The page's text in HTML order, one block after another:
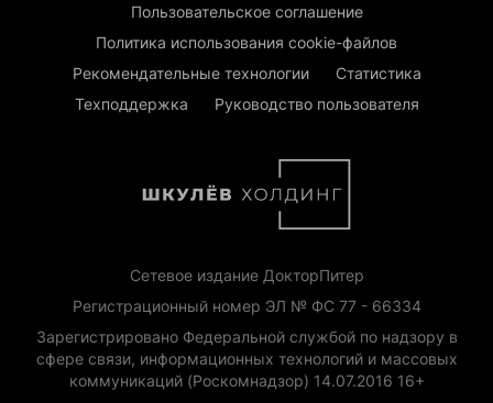
Пользовательское соглашение
Политика использования cookie-файлов
Рекомендательные технологии
Статистика
Техподдержка
Руководство пользователя
Сетевое издание ДокторПитер
Регистрационный номер ЭЛ № ФС 77 - 66334
Зарегистрировано Федеральной службой по надзору в
сфере связи, информационных технологий и массовых
коммуникаций (Роскомнадзор) 14.07.2016 16+